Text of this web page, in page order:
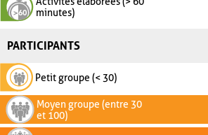
minutes)
PARTICIPANTS
Petit groupe (< 30)
Moyen groupe (entre 30
et 100)